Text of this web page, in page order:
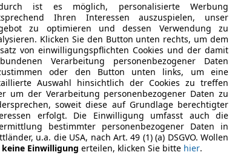
ist es möglich, personalisierte Werbung
Ihren Interessen auszuspielen, unser
zu optimieren und dessen Verwendung zu
Klicken Sie den Button unten rechts, um dem
von einwilligungspflichten Cookies und der damit
Verarbeitung personenbezogener Daten
oder den Button unten links, um eine
Auswahl hinsichtlich der Cookies zu treffen
um der Verarbeitung personenbezogener Daten zu
soweit diese auf Grundlage berechtigter
erfolgt. Die Einwilligung umfasst auch die
bestimmter personenbezogener Daten in
u.a. die USA, nach Art. 49 (1) (a) DSGVO. Wollen
keine Einwilligung erteilen, klicken Sie bitte hier.